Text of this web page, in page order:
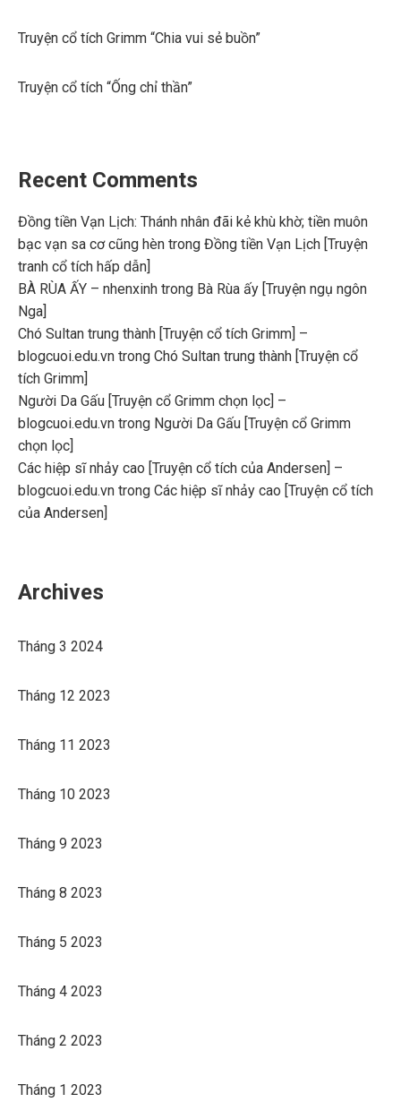
Truyện cổ tích Grimm “Chia vui sẻ buồn”
Truyện cổ tích “Ống chỉ thần”
Recent Comments
Đồng tiền Vạn Lịch: Thánh nhân đãi kẻ khù khờ; tiền muôn
bạc vạn sa cơ cũng hèn trong Đồng tiền Vạn Lịch [Truyện
tranh cổ tích hấp dẫn]
BÀ RÙA ẤY – nhenxinh trong Bà Rùa ấy [Truyện ngụ ngôn
Nga]
Chó Sultan trung thành [Truyện cổ tích Grimm] –
blogcuoi.edu.vn trong Chó Sultan trung thành [Truyện cổ
tích Grimm]
Người Da Gấu [Truyện cổ Grimm chọn lọc] –
blogcuoi.edu.vn trong Người Da Gấu [Truyện cổ Grimm
chọn lọc]
Các hiệp sĩ nhảy cao [Truyện cổ tích của Andersen] –
blogcuoi.edu.vn trong Các hiệp sĩ nhảy cao [Truyện cổ tích
của Andersen]
Archives
Tháng 3 2024
Tháng 12 2023
Tháng 11 2023
Tháng 10 2023
Tháng 9 2023
Tháng 8 2023
Tháng 5 2023
Tháng 4 2023
Tháng 2 2023
Tháng 1 2023